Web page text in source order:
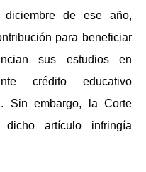
de ese año,
para beneficiar
sus estudios en
crédito educativo
Sin embargo, la Corte
dicho artículo infringía